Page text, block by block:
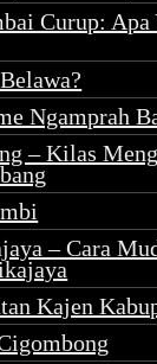
Curup: Apa
Ngamprah
– Kilas
– Cara
Kajen